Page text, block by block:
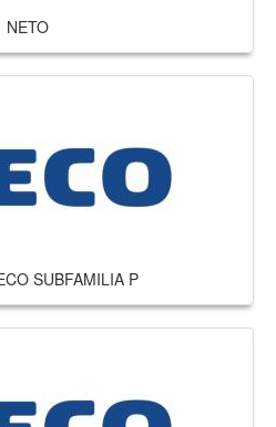
NETO
SUBFAMILIA P